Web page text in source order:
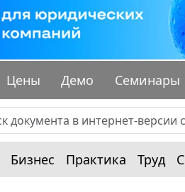
Цены Демо Семинары
Бизнес Практика Труд